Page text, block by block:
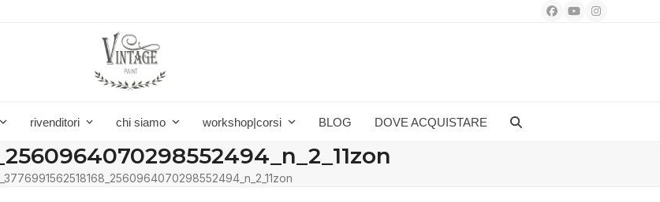
Facebook
YouTubeInstagram
rivenditori chi siamo workshop|corsi BLOG DOVE ACQUISTARE